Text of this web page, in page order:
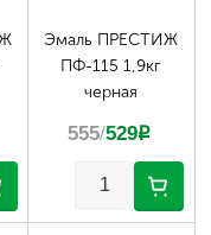
Эмаль ПРЕСТИЖ
ПФ-115 1,9кг
черная
555/529p